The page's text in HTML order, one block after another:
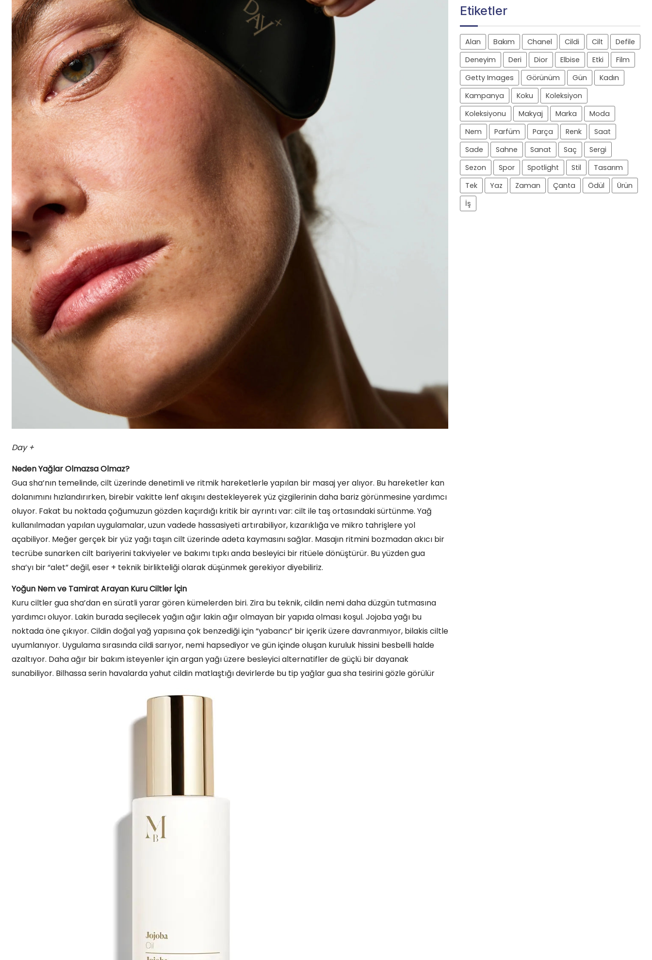
Day +
Neden Yağlar Olmazsa Olmaz?
Gua sha’nın temelinde, cilt üzerinde denetimli ve ritmik hareketlerle yapılan bir masaj yer alıyor. Bu hareketler kan
dolanımını hızlandırırken, birebir vakitte lenf akışını destekleyerek yüz çizgilerinin daha bariz görünmesine yardımcı
oluyor. Fakat bu noktada çoğumuzun gözden kaçırdığı kritik bir ayrıntı var: cilt ile taş ortasındaki sürtünme. Yağ
kullanılmadan yapılan uygulamalar, uzun vadede hassasiyeti artırabiliyor, kızarıklığa ve mikro tahrişlere yol
açabiliyor. Meğer gerçek bir yüz yağı taşın cilt üzerinde adeta kaymasını sağlar. Masajın ritmini bozmadan akıcı bir
tecrübe sunarken cilt bariyerini takviyeler ve bakımı tıpkı anda besleyici bir ritüele dönüştürür. Bu yüzden gua
sha’yı bir “alet” değil, eser + teknik birlikteliği olarak düşünmek gerekiyor diyebiliriz.
Yoğun Nem ve Tamirat Arayan Kuru Ciltler İçin
Kuru ciltler gua sha’dan en süratli yarar gören kümelerden biri. Zira bu teknik, cildin nemi daha düzgün tutmasına
yardımcı oluyor. Lakin burada seçilecek yağın ağır lakin ağır olmayan bir yapıda olması koşul. Jojoba yağı bu
noktada öne çıkıyor. Cildin doğal yağ yapısına çok benzediği için “yabancı” bir içerik üzere davranmıyor, bilakis ciltle
uyumlanıyor. Uygulama sırasında cildi sarıyor, nemi hapsediyor ve gün içinde oluşan kuruluk hissini besbelli halde
azaltıyor. Daha ağır bir bakım isteyenler için argan yağı üzere besleyici alternatifler de güçlü bir dayanak
sunabiliyor. Bilhassa serin havalarda yahut cildin matlaştığı devirlerde bu tip yağlar gua sha tesirini gözle görülür
Etiketler
Alan Bakım Chanel Cildi Cilt
Defile
Deneyim
Deri Dior Elbise Etki
Film
Getty Images
Görünüm Gün
Kadın
Kampanya
Koku
Koleksiyon
Koleksiyonu
Makyaj Marka
Moda
Nem
Parfüm Parça Renk
Saat
Sade
Sahne Sanat Saç
Sergi
Sezon
Spor Spotlight Stil
Tasarım
Tek
Yaz Zaman Çanta Ödül
Ürün
İş